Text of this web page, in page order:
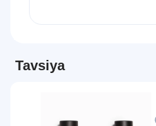
Tavsiya